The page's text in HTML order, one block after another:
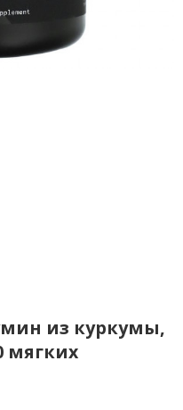
из куркумы,
мягких